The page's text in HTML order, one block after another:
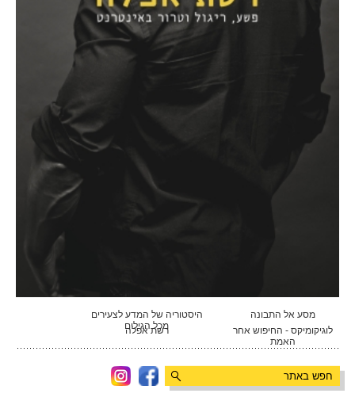
מסע אל התבונה
היסטוריה של המדע לצעירים
מכל הגילים
לוגיקומיקס - החיפוש אחר
האמת
רשת אפלה